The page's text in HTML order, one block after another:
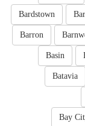
Bardstown
Barron
Basin
Batavia
Bay